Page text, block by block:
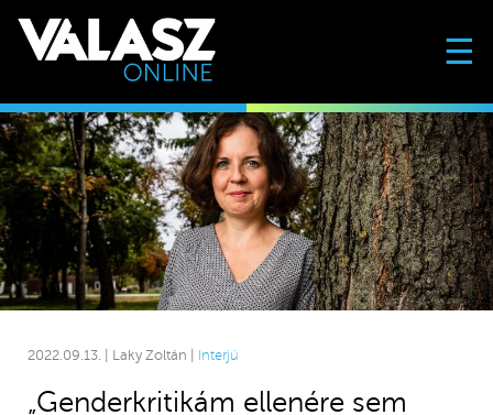
☰
2022.09.13. | Laky Zoltán | Interjú
„Genderkritikám ellenére sem